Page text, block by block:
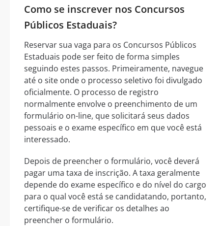
Como se inscrever nos Concursos
Públicos Estaduais?
Reservar sua vaga para os Concursos Públicos
Estaduais pode ser feito de forma simples
seguindo estes passos. Primeiramente, navegue
até o site onde o processo seletivo foi divulgado
oficialmente. O processo de registro
normalmente envolve o preenchimento de um
formulário on-line, que solicitará seus dados
pessoais e o exame específico em que você está
interessado.
Depois de preencher o formulário, você deverá
pagar uma taxa de inscrição. A taxa geralmente
depende do exame específico e do nível do cargo
para o qual você está se candidatando, portanto,
certifique-se de verificar os detalhes ao
preencher o formulário.